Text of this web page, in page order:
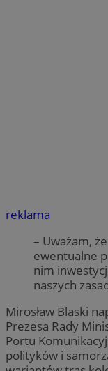
reklama
– Uważam,
ewentualne
nim
naszych
Mirosław Blaski
Prezesa Rady
Portu
polityków i